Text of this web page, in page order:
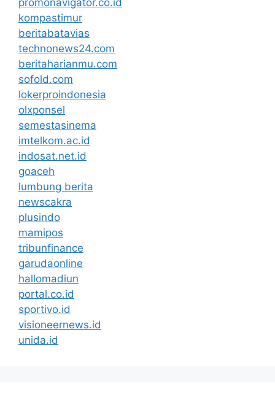
kompastimur
beritabatavias
technonews24.com
beritaharianmu.com
sofold.com
lokerproindonesia
olxponsel
semestasinema
imtelkom.ac.id
indosat.net.id
goaceh
lumbung berita
newscakra
plusindo
mamipos
tribunfinance
garudaonline
hallomadiun
portal.co.id
sportivo.id
visioneernews.id
unida.id